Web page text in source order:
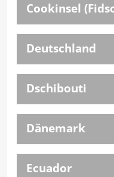
Cookinsel
Deutschland
Dschibouti
Dänemark
Ecuador